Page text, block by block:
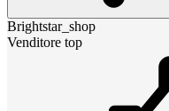
Brightstar_shop
Venditore top